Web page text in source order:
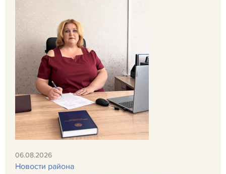
06.08.2026
Новости района